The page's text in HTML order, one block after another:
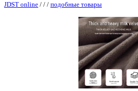
JDST online / / / подобные товары